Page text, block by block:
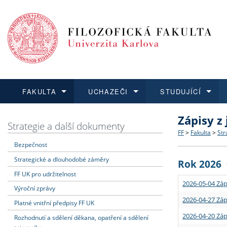
FAKULTA
Dozvědět se více
Struktura
Strategie
Podpora
UCHAZEČI
Podat přihlášku
Co
Učitelské
STUDUJÍCÍ
Dozvědět se více
Rigorózní
Dozvědět se více
O vědě a
Granty a
Dozvědět se více
Aktuální
Strategie a další dokumenty
Bezpečnost
Strategické a dlouhodobé záměry
FF UK pro udržitelnost
Výroční zprávy
Platné vnitřní předpisy FF UK
Rozhodnutí a sdělení děkana, opatření a sdělení
Zápisy
FF > Fakulta >
Rok 2026
2026-05-04
2026-04-27
2026-04-20